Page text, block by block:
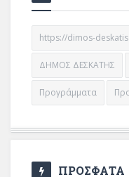
https://dimos-
ΔΗΜΟΣ ΔΕΣΚΑΤΗΣ
Προγράμματα
ΠΡΟΣΦΑΤΑ